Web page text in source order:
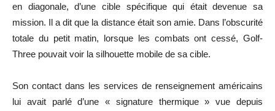
en diagonale, d’une cible spécifique qui était devenue sa
mission. Il a dit que la distance était son amie. Dans l’obscurité
totale du petit matin, lorsque les combats ont cessé, Golf-
Three pouvait voir la silhouette mobile de sa cible.
Son contact dans les services de renseignement américains
lui avait parlé d’une « signature thermique » vue depuis